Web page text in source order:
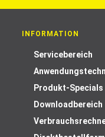
INFORMATION
Servicebereich
Produkt-Specials
Downloadbereich